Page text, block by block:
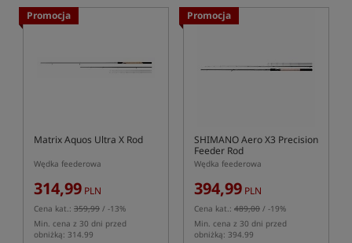
Promocja
Matrix Aquos Ultra X Rod
Wędka feederowa
314,99 PLN
Cena kat.: 359,99 / -13%
Min. cena z 30 dni przed
obniżką: 314.99
Promocja
SHIMANO Aero X3 Precision
Feeder Rod
Wędka feederowa
394,99 PLN
Cena kat.: 489,00 / -19%
Min. cena z 30 dni przed
obniżką: 394.99